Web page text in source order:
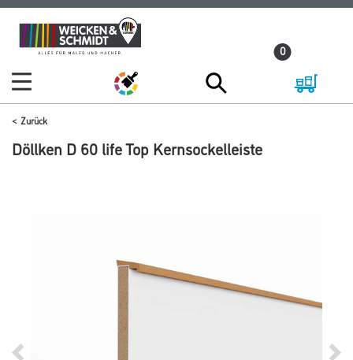
Zum
Inhalt
Zum
Navigationsmenü
0
Zurück
Döllken D 60 life Top Kernsockelleiste